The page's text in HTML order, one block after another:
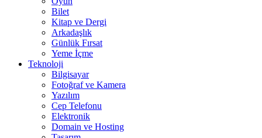
Bilet
Kitap ve Dergi
Arkadaşlık
Günlük Fırsat
Yeme İçme
Teknoloji
Bilgisayar
Fotoğraf ve Kamera
Yazılım
Cep Telefonu
Elektronik
Domain ve Hosting